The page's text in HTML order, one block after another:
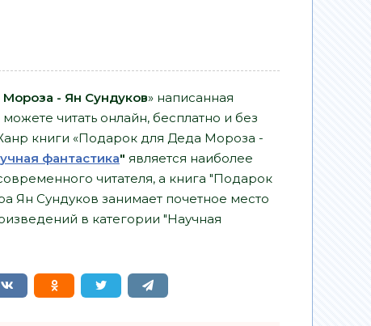
- Ян Сундуков» написанная
читать онлайн, бесплатно и без
книги «Подарок для Деда Мороза -
фантастика" является наиболее
читателя, а книга "Подарок
Ян Сундуков занимает почетное место
в категории "Научная